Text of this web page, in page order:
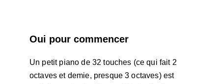
Un petit piano de 32 touches (ce qui fait 2
octaves et demie, presque 3 octaves) est
Oui pour commencer